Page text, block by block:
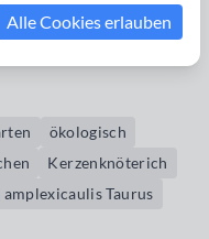
Gemüsebeeten.
ökologisch
Kerzenknöterich
Taurus
Alle Cookies erlauben